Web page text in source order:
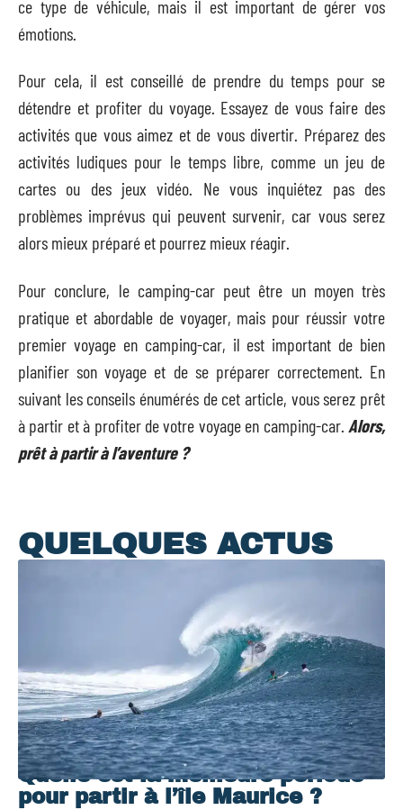
ce type de véhicule, mais il est important de gérer vos
émotions.
Pour cela, il est conseillé de prendre du temps pour se
détendre et profiter du voyage. Essayez de vous faire des
activités que vous aimez et de vous divertir. Préparez des
activités ludiques pour le temps libre, comme un jeu de
cartes ou des jeux vidéo. Ne vous inquiétez pas des
problèmes imprévus qui peuvent survenir, car vous serez
alors mieux préparé et pourrez mieux réagir.
Pour conclure, le camping-car peut être un moyen très
pratique et abordable de voyager, mais pour réussir votre
premier voyage en camping-car, il est important de bien
planifier son voyage et de se préparer correctement. En
suivant les conseils énumérés de cet article, vous serez prêt
à partir et à profiter de votre voyage en camping-car. Alors,
prêt à partir à l’aventure ?
QUELQUES ACTUS
Quelle est la meilleure période
pour partir à l’île Maurice ?